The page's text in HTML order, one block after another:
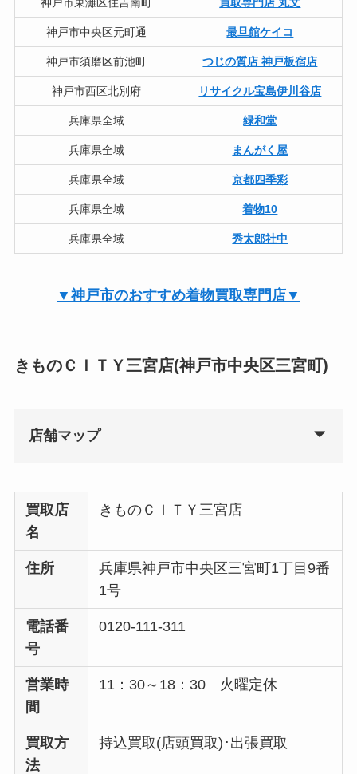
神戸市東灘区住吉南町 買取専門店 丸文
神戸市中央区元町通 最旦館ケイコ
神戸市須磨区前池町 つじの質店 神戸板宿店
神戸市西区北別府 リサイクル宝島伊川谷店
兵庫県全域 緑和堂
兵庫県全域 まんがく屋
兵庫県全域 京都四季彩
兵庫県全域 着物10
兵庫県全域 秀太郎社中
▼神戸市のおすすめ着物買取専門店▼
きものＣＩＴＹ三宮店(神戸市中央区三宮町)
店舗マップ
買取店
名
きものＣＩＴＹ三宮店
住所
兵庫県神戸市中央区三宮町1丁目9番
1号
電話番
号
0120-111-311
営業時
間
11：30～18：30 火曜定休
買取方
法
持込買取(店頭買取)･出張買取